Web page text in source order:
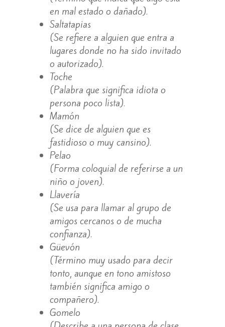
en mal estado o dañado).
Saltatapias
(Se refiere a alguien que entra a
lugares donde no ha sido invitado
o autorizado).
Toche
(Palabra que significa idiota o
persona poco lista).
Mamón
(Se dice de alguien que es
fastidioso o muy cansino).
Pelao
(Forma coloquial de referirse a un
niño o joven).
Llavería
(Se usa para llamar al grupo de
amigos cercanos o de mucha
confianza).
Güevón
(Término muy usado para decir
tonto, aunque en tono amistoso
también significa amigo o
compañero).
Gomelo